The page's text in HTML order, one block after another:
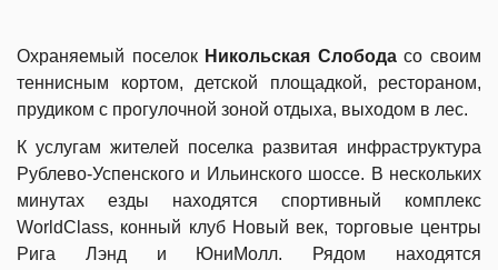
Охраняемый поселок Никольская Слободасо своим
теннисным кортом, детской площадкой, рестораном,
прудиком с прогулочной зоной отдыха, выходом в лес.
К услугам жителей поселка развитая инфраструктура
Рублево-Успенского и Ильинского шоссе. В нескольких
минутах езды находятся спортивный комплекс
WorldClass, конный клуб Новый век, торговые центры
Рига Лэнд и ЮниМолл. Рядом находятся